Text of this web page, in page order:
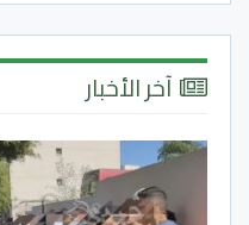
آخر الأخبار